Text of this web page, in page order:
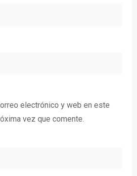
electrónico y web en este
vez que comente.